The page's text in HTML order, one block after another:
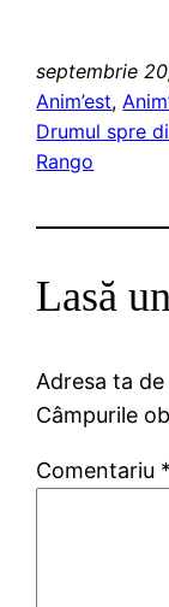
septembrie
Anim’est,
Drumul spre
Rango
Lasă
Adresa ta
Câmpurile
Comentariu *